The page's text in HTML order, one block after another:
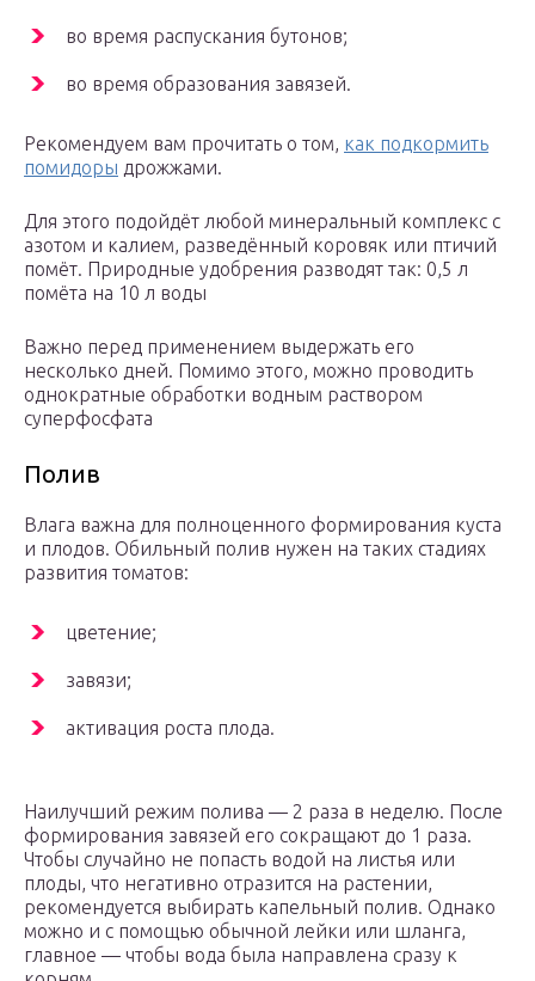
во время распускания бутонов;
во время образования завязей.
Рекомендуем вам прочитать о том, как подкормить
помидоры дрожжами.
Для этого подойдёт любой минеральный комплекс с
азотом и калием, разведённый коровяк или птичий
помёт. Природные удобрения разводят так: 0,5 л
помёта на 10 л воды
Важно перед применением выдержать его
несколько дней. Помимо этого, можно проводить
однократные обработки водным раствором
суперфосфата
Полив
Влага важна для полноценного формирования куста
и плодов. Обильный полив нужен на таких стадиях
развития томатов:
цветение;
завязи;
активация роста плода.
Наилучший режим полива — 2 раза в неделю. После
формирования завязей его сокращают до 1 раза.
Чтобы случайно не попасть водой на листья или
плоды, что негативно отразится на растении,
рекомендуется выбирать капельный полив. Однако
можно и с помощью обычной лейки или шланга,
главное — чтобы вода была направлена сразу к